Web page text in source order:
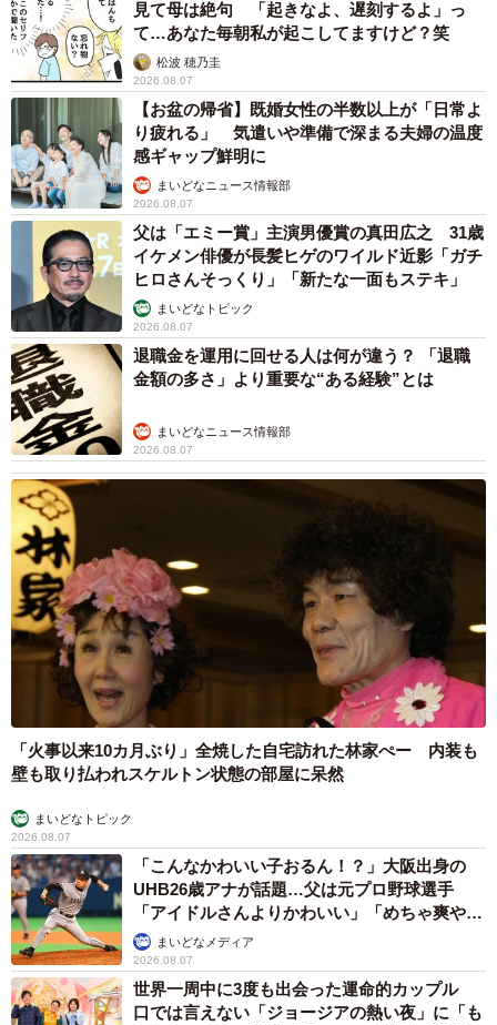
見て母は絶句 「起きなよ、遅刻するよ」っ
て…あなた毎朝私が起こしてますけど？笑
松波 穂乃圭
2026.08.07
【お盆の帰省】既婚女性の半数以上が「日常よ
り疲れる」 気遣いや準備で深まる夫婦の温度
感ギャップ鮮明に
まいどなニュース情報部
2026.08.07
父は「エミー賞」主演男優賞の真田広之 31歳
イケメン俳優が長髪ヒゲのワイルド近影「ガチ
ヒロさんそっくり」「新たな一面もステキ」
まいどなトピック
2026.08.07
退職金を運用に回せる人は何が違う？ 「退職
金額の多さ」より重要な“ある経験”とは
まいどなニュース情報部
2026.08.07
「火事以来10カ月ぶり」全焼した自宅訪れた林家ぺー 内装も
壁も取り払われスケルトン状態の部屋に呆然
まいどなトピック
2026.08.07
「こんなかわいい子おるん！？」大阪出身の
UHB26歳アナが話題…父は元プロ野球選手
「アイドルさんよりかわいい」「めちゃ爽や
か」まいどなメディア
2026.08.07
世界一周中に3度も出会った運命的カップル
口では言えない「ジョージアの熱い夜」に「も